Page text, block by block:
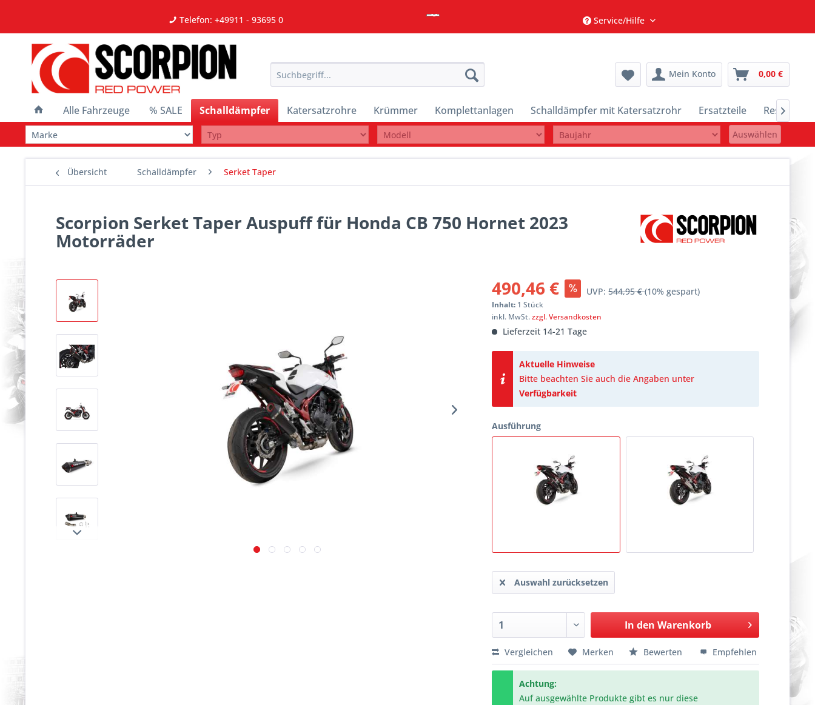
Telefon: +49911 - 93695 0 Service/Hilfe
Mein Konto 0,00 €
Alle Fahrzeuge % SALE Schalldämpfer Katersatzrohre Krümmer Komplettanlagen Schalldämpfer mit Katersatzrohr Ersatzteile Restposten

Auswählen
Übersicht Schalldämpfer Serket Taper
Scorpion Serket Taper Auspuff für Honda CB 750 Hornet 2023
Motorräder
490,46 € UVP:544,95 €(10% gespart)
Inhalt: 1 Stück
inkl. MwSt.zzgl. Versandkosten
Lieferzeit 14-21 Tage
Aktuelle Hinweise
Bitte beachten Sie auch die Angaben unter
Verfügbarkeit
Ausführung
Auswahl zurücksetzen
In den Warenkorb
Vergleichen Merken Bewerten Empfehlen
Achtung:
Auf ausgewählte Produkte gibt es nur diese